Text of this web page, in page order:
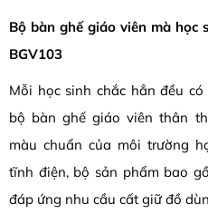
Bộ bàn ghế giáo viên mà học
BGV103
Mỗi học sinh chắc hẳn đều
bộ bàn ghế giáo viên thân
màu chuẩn của môi trường
tĩnh điện, bộ sản phẩm bao
đáp ứng nhu cầu cất giữ đồ